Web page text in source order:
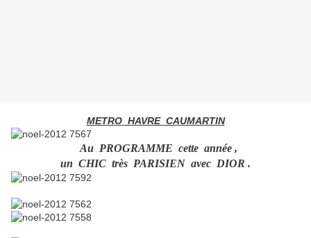
METRO HAVRE CAUMARTIN
Au PROGRAMME cette année ,
un CHIC très PARISIEN avec DIOR .